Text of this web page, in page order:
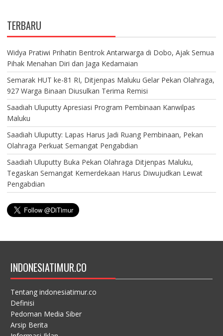
TERBARU
Widya Pratiwi Prihatin Bentrok Antarwarga di Dobo, Ajak Semua
Pihak Menahan Diri dan Jaga Kedamaian
Semarak HUT ke-81 RI, Ditjenpas Maluku Gelar Pekan Olahraga,
927 Warga Binaan Diusulkan Terima Remisi
Saadiah Uluputty Apresiasi Program Pembinaan Kanwilpas
Maluku
Saadiah Uluputty: Lapas Harus Jadi Ruang Pembinaan, Pekan
Olahraga Perkuat Semangat Pengabdian
Saadiah Uluputty Buka Pekan Olahraga Ditjenpas Maluku,
Tegaskan Semangat Kemerdekaan Harus Diwujudkan Lewat
Pengabdian
INDONESIATIMUR.CO
Tentang indonesiatimur.co
Definisi
Pedoman Media Siber
Arsip Berita